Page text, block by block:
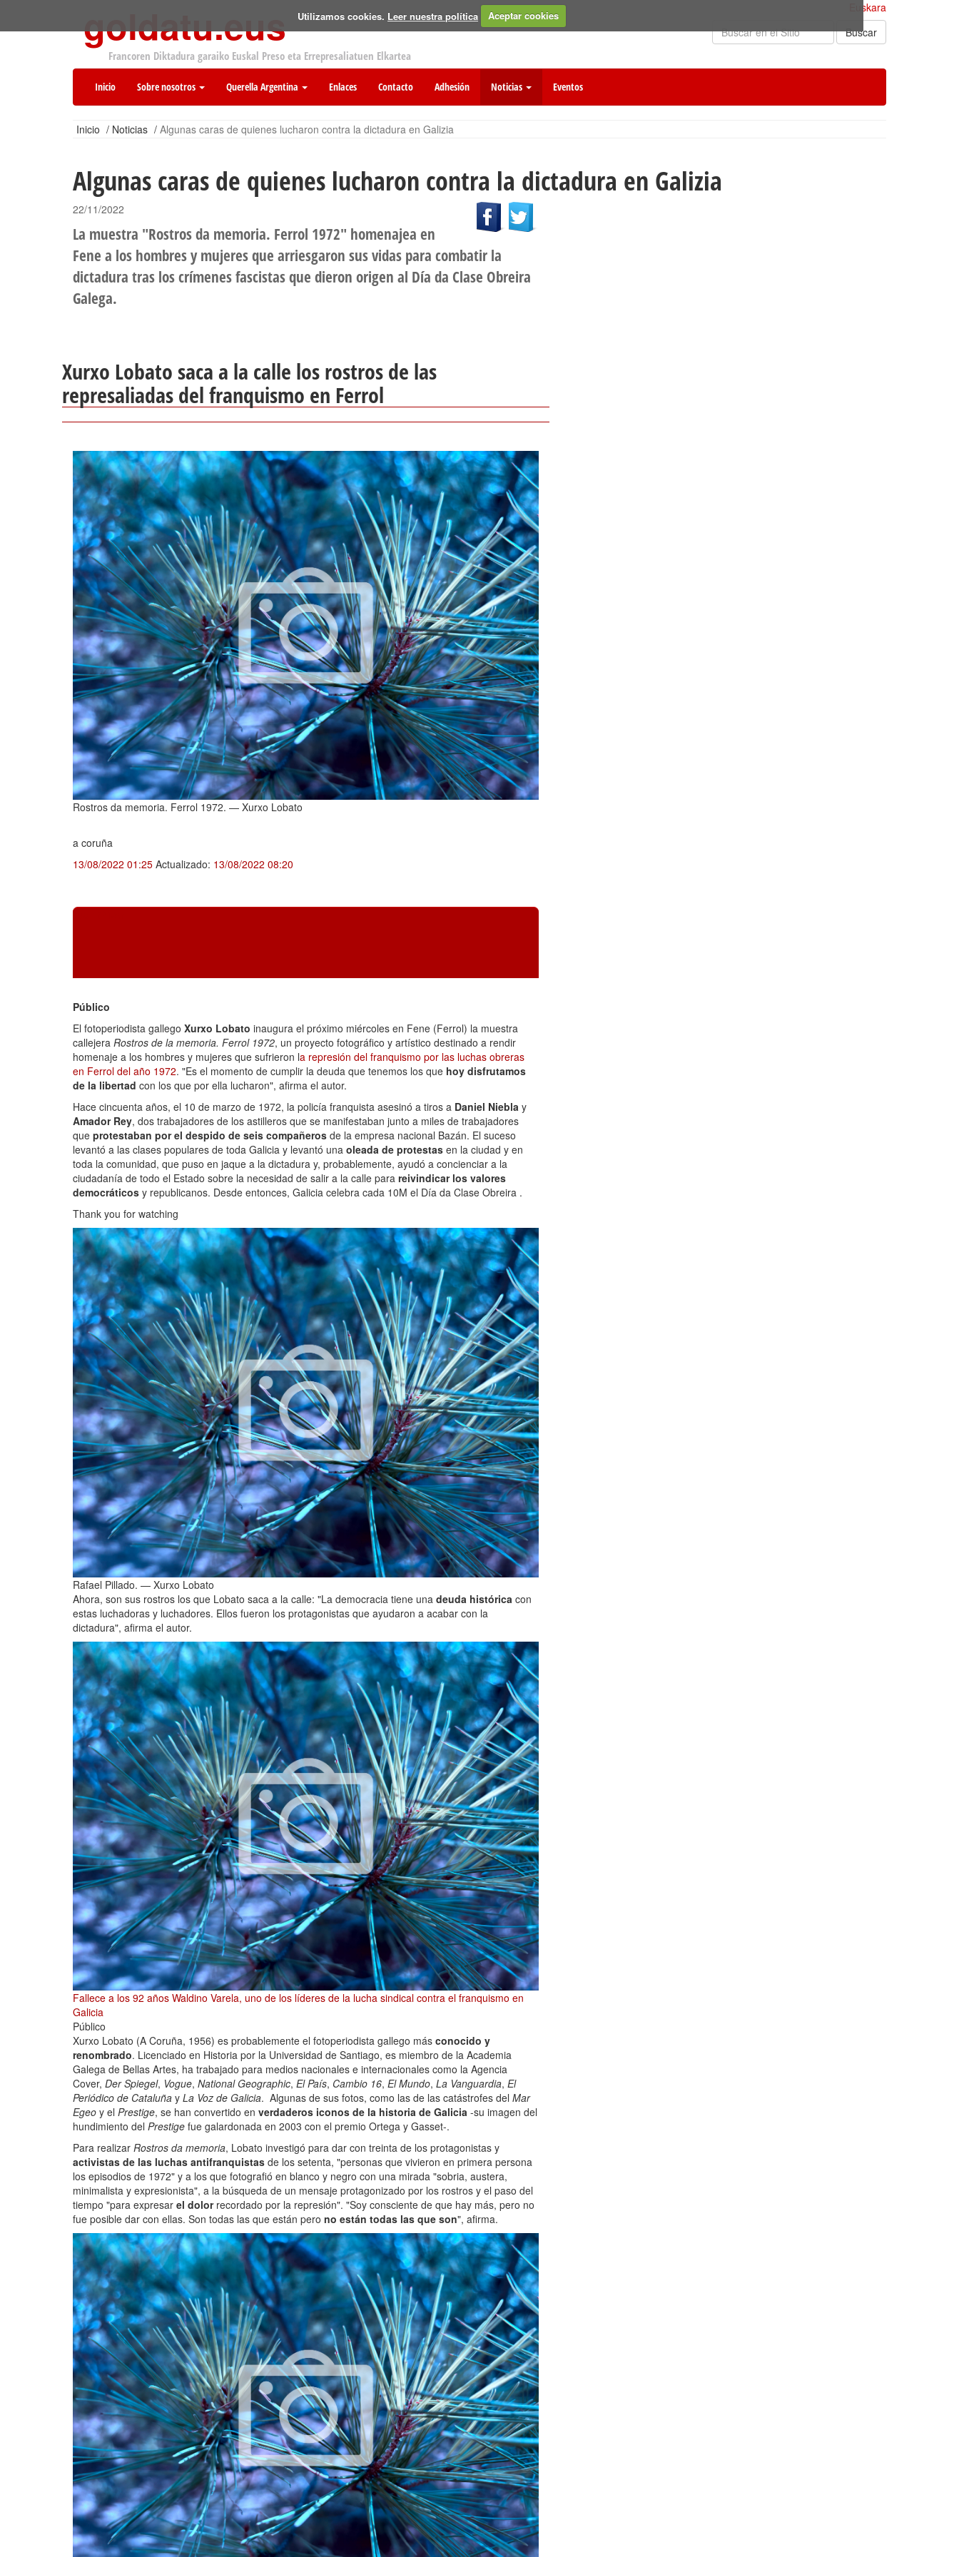
Utilizamos cookies. Leer nuestra política Aceptar cookies
Buscar
goldatu.eus
Francoren Diktadura garaiko Euskal Preso eta Errepresaliatuen Elkartea
Inicio Sobre nosotros Querella Argentina Enlaces Contacto Adhesión Noticias Eventos
Euskara
Inicio / Noticias / Algunas caras de quienes lucharon contra la dictadura en Galizia
Algunas caras de quienes lucharon contra la dictadura en Galizia
22/11/2022
La muestra "Rostros da memoria. Ferrol 1972" homenajea en
Fene a los hombres y mujeres que arriesgaron sus vidas para combatir la
dictadura tras los crímenes fascistas que dieron origen al Día da Clase Obreira
Galega.
Xurxo Lobato saca a la calle los rostros de las
represaliadas del franquismo en Ferrol
Rostros da memoria. Ferrol 1972. — Xurxo Lobato
a coruña
13/08/2022 01:25 Actualizado: 13/08/2022 08:20
Juan Oliver
Público
El fotoperiodista gallego Xurxo Lobato inaugura el próximo miércoles en Fene (Ferrol) la muestra
callejera Rostros de la memoria. Ferrol 1972, un proyecto fotográfico y artístico destinado a rendir
homenaje a los hombres y mujeres que sufrieron la represión del franquismo por las luchas obreras
en Ferrol del año 1972. "Es el momento de cumplir la deuda que tenemos los que hoy disfrutamos
de la libertad con los que por ella lucharon", afirma el autor.
Hace cincuenta años, el 10 de marzo de 1972, la policía franquista asesinó a tiros a Daniel Niebla y
Amador Rey, dos trabajadores de los astilleros que se manifestaban junto a miles de trabajadores
que protestaban por el despido de seis compañeros de la empresa nacional Bazán. El suceso
levantó a las clases populares de toda Galicia y levantó una oleada de protestas en la ciudad y en
toda la comunidad, que puso en jaque a la dictadura y, probablemente, ayudó a concienciar a la
ciudadanía de todo el Estado sobre la necesidad de salir a la calle para reivindicar los valores
democráticos y republicanos. Desde entonces, Galicia celebra cada 10M el Día da Clase Obreira .
Thank you for watching
Rafael Pillado. — Xurxo Lobato
Ahora, son sus rostros los que Lobato saca a la calle: "La democracia tiene una deuda histórica con
estas luchadoras y luchadores. Ellos fueron los protagonistas que ayudaron a acabar con la
dictadura", afirma el autor.
Fallece a los 92 años Waldino Varela, uno de los líderes de la lucha sindical contra el franquismo en
Galicia
Público
Xurxo Lobato (A Coruña, 1956) es probablemente el fotoperiodista gallego más conocido y
renombrado. Licenciado en Historia por la Universidad de Santiago, es miembro de la Academia
Galega de Bellas Artes, ha trabajado para medios nacionales e internacionales como la Agencia
Cover, Der Spiegel, Vogue, National Geographic, El País, Cambio 16, El Mundo, La Vanguardia, El
Periódico de Cataluña y La Voz de Galicia. Algunas de sus fotos, como las de las catástrofes del Mar
Egeo y el Prestige, se han convertido en verdaderos iconos de la historia de Galicia -su imagen del
hundimiento del Prestige fue galardonada en 2003 con el premio Ortega y Gasset-.
Para realizar Rostros da memoria, Lobato investigó para dar con treinta de los protagonistas y
activistas de las luchas antifranquistas de los setenta, "personas que vivieron en primera persona
los episodios de 1972" y a los que fotografió en blanco y negro con una mirada "sobria, austera,
minimalista y expresionista", a la búsqueda de un mensaje protagonizado por los rostros y el paso del
tiempo "para expresar el dolor recordado por la represión". "Soy consciente de que hay más, pero no
fue posible dar con ellas. Son todas las que están pero no están todas las que son", afirma.